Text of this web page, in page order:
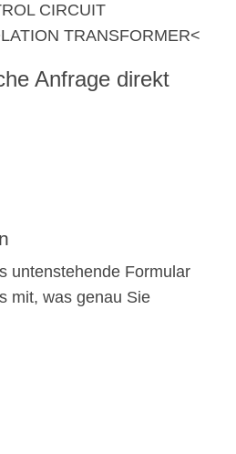
CIRCUIT
TRANSFORMER<
Anfrage direkt
untenstehende Formular
mit, was genau Sie